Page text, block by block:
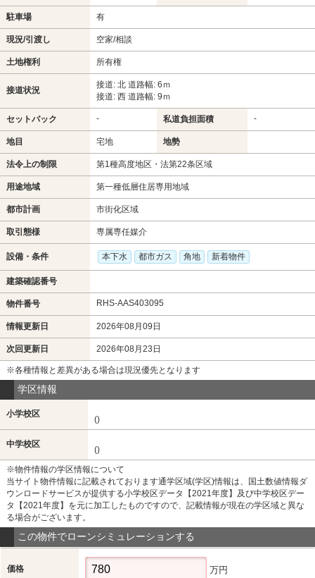
駐車場 有
現況/引渡し 空家/相談
土地権利 所有権
接道状況
接道: 北 道路幅: 6ｍ
接道: 西 道路幅: 9ｍ
セットバック - 私道負担面積 -
地目 宅地 地勢
法令上の制限 第1種高度地区・法第22条区域
用途地域 第一種低層住居専用地域
都市計画 市街化区域
取引態様 専属専任媒介
設備・条件 本下水 都市ガス 角地 新着物件
建築確認番号
物件番号 RHS-AAS403095
情報更新日 2026年08月09日
次回更新日 2026年08月23日
※各種情報と差異がある場合は現況優先となります
学区情報
小学校区
()
中学校区
()
※物件情報の学区情報について
当サイト物件情報に記載されております通学区域(学区)情報は、国土数値情報ダ
ウンロードサービスが提供する小学校区データ【2021年度】及び中学校区デー
タ【2021年度】を元に加工したものですので、記載情報が現在の学区域と異な
る場合がございます。
この物件でローンシミュレーションする
価格 万円